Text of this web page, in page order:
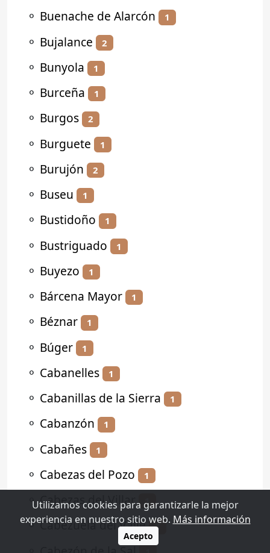
⚬ Buenache de Alarcón 1
⚬ Bujalance 2
⚬ Bunyola 1
⚬ Burceña 1
⚬ Burgos 2
⚬ Burguete 1
⚬ Burujón 2
⚬ Buseu 1
⚬ Bustidoño 1
⚬ Bustriguado 1
⚬ Buyezo 1
⚬ Bárcena Mayor 1
⚬ Béznar 1
⚬ Búger 1
⚬ Cabanelles 1
⚬ Cabanillas de la Sierra 1
⚬ Cabanzón 1
⚬ Cabañes 1
⚬ Cabezas del Pozo 1
⚬Cabezas del Villar 1
⚬Cabezuela del Valle 2
Utilizamos cookies para garantizarle la mejor
experiencia en nuestro sitio web. Más información
Acepto